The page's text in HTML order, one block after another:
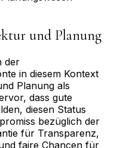
und Planung
der
in diesem Kontext
Planung als
dass gute
diesen Status
bezüglich der
für Transparenz,
faire Chancen für